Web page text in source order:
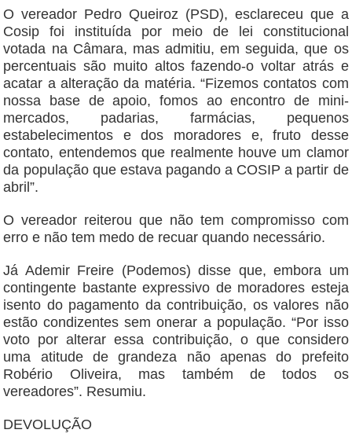
O vereador Pedro Queiroz (PSD), esclareceu que a
Cosip foi instituída por meio de lei constitucional
votada na Câmara, mas admitiu, em seguida, que os
percentuais são muito altos fazendo-o voltar atrás e
acatar a alteração da matéria. “Fizemos contatos com
nossa base de apoio, fomos ao encontro de mini-
mercados, padarias, farmácias, pequenos
estabelecimentos e dos moradores e, fruto desse
contato, entendemos que realmente houve um clamor
da população que estava pagando a COSIP a partir de
abril”.
O vereador reiterou que não tem compromisso com
erro e não tem medo de recuar quando necessário.
Já Ademir Freire (Podemos) disse que, embora um
contingente bastante expressivo de moradores esteja
isento do pagamento da contribuição, os valores não
estão condizentes sem onerar a população. “Por isso
voto por alterar essa contribuição, o que considero
uma atitude de grandeza não apenas do prefeito
Robério Oliveira, mas também de todos os
vereadores”. Resumiu.
DEVOLUÇÃO